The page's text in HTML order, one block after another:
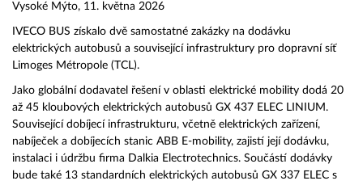
Vysoké Mýto, 11. května 2026
IVECO BUS získalo dvě samostatné zakázky na dodávku
elektrických autobusů a související infrastruktury pro dopravní síť
Limoges Métropole (TCL).
Jako globální dodavatel řešení v oblasti elektrické mobility dodá 20
až 45 kloubových elektrických autobusů GX 437 ELEC LINIUM.
Související dobíjecí infrastrukturu, včetně elektrických zařízení,
nabíječek a dobíjecích stanic ABB E-mobility, zajistí její dodávku,
instalaci i údržbu firma Dalkia Electrotechnics. Součástí dodávky
bude také 13 standardních elektrických autobusů GX 337 ELEC s